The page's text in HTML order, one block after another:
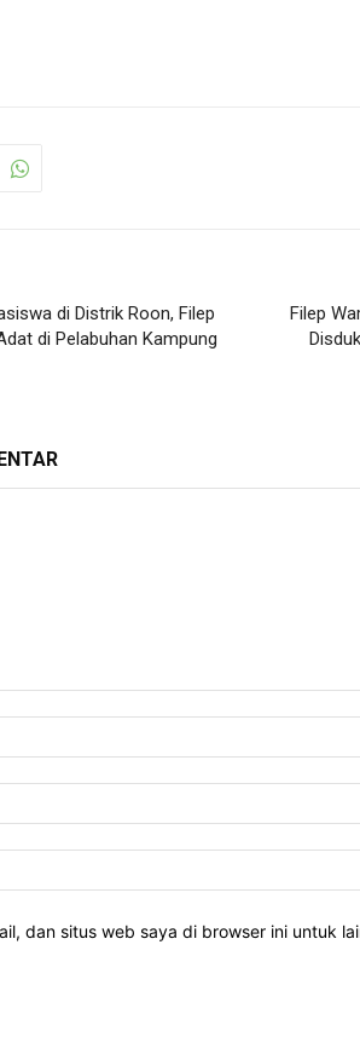
di Distrik Roon, Filep
di Pelabuhan Kampung
Filep
dan situs web saya di browser ini untuk